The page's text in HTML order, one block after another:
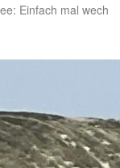
Einfach mal wech